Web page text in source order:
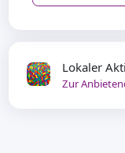
Lokaler
Zur